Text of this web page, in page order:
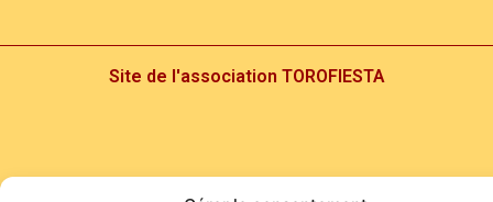
Site de l'association TOROFIESTA